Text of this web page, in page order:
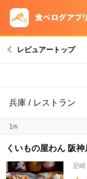
レビュアートップ
兵庫 / レストラン
1 件
くいもの屋わん 阪
尼